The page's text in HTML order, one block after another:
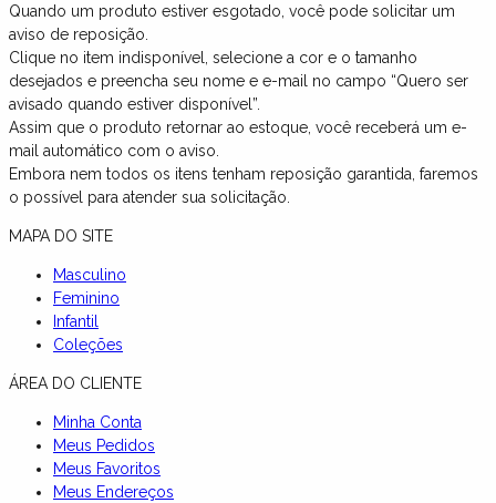
Quando um produto estiver esgotado, você pode solicitar um
aviso de reposição.
Clique no item indisponível, selecione a cor e o tamanho
desejados e preencha seu nome e e-mail no campo “Quero ser
avisado quando estiver disponível”.
Assim que o produto retornar ao estoque, você receberá um e-
mail automático com o aviso.
Embora nem todos os itens tenham reposição garantida, faremos
o possível para atender sua solicitação.
MAPA DO SITE
Masculino
Feminino
Infantil
Coleções
ÁREA DO CLIENTE
Minha Conta
Meus Pedidos
Meus Favoritos
Meus Endereços